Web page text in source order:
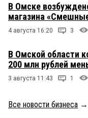
В Омске
магазина
4 августа 16:20 3
В Омской области
200 млн рублей
3 августа 11:43 1
Все новости бизнеса →